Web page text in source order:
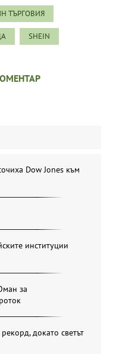
ТЪРГОВИЯ
SHEIN
Dow Jones към
институции
за
докато светът